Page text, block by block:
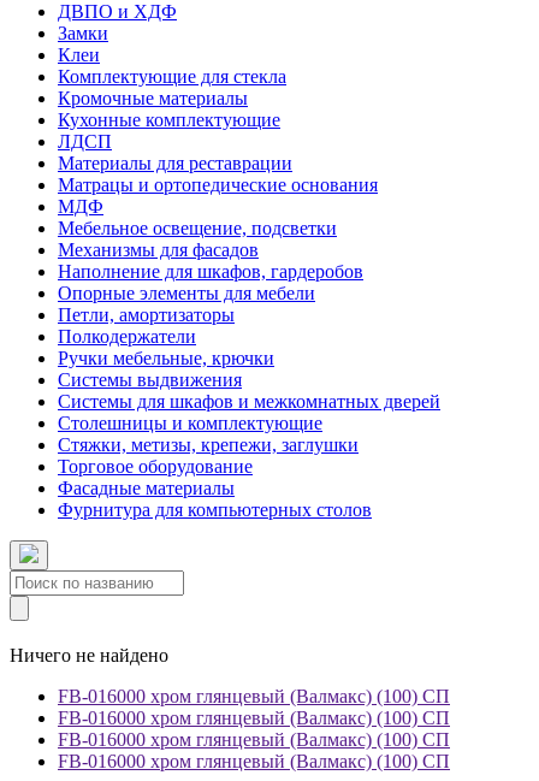
ДВПО и ХДФ
Замки
Клеи
Комплектующие для стекла
Кромочные материалы
Кухонные комплектующие
ЛДСП
Материалы для реставрации
Матрацы и ортопедические основания
МДФ
Мебельное освещение, подсветки
Механизмы для фасадов
Наполнение для шкафов, гардеробов
Опорные элементы для мебели
Петли, амортизаторы
Полкодержатели
Ручки мебельные, крючки
Системы выдвижения
Системы для шкафов и межкомнатных дверей
Столешницы и комплектующие
Стяжки, метизы, крепежи, заглушки
Торговое оборудование
Фасадные материалы
Фурнитура для компьютерных столов
Ничего не найдено
FB-016000 хром глянцевый (Валмакс) (100) СП
FB-016000 хром глянцевый (Валмакс) (100) СП
FB-016000 хром глянцевый (Валмакс) (100) СП
FB-016000 хром глянцевый (Валмакс) (100) СП